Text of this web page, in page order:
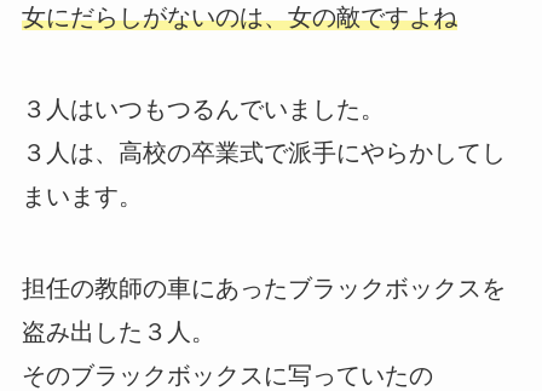
女にだらしがないのは、女の敵ですよね
３人はいつもつるんでいました。
３人は、高校の卒業式で派手にやらかしてし
まいます。
担任の教師の車にあったブラックボックスを
盗み出した３人。
そのブラックボックスに写っていたの